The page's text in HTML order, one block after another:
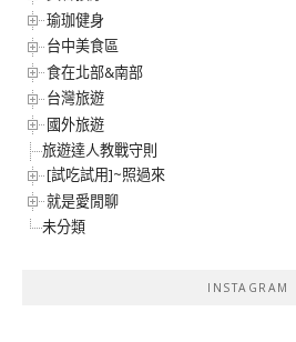
瑜珈健身
台中美食區
食在北部&南部
台灣旅遊
國外旅遊
旅遊達人教戰守則
[試吃試用]~照過來
就是愛閒聊
未分類
INSTAGRAM